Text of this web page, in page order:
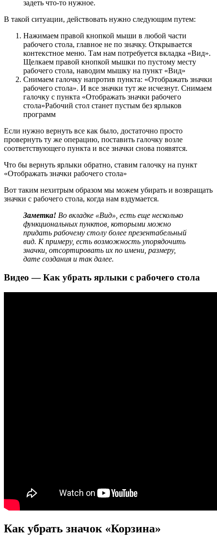
задеть что-то нужное.
В такой ситуации, действовать нужно следующим путем:
Нажимаем правой кнопкой мыши в любой части
рабочего стола, главное не по значку. Открывается
контекстное меню. Там нам потребуется вкладка «Вид».
Щелкаем правой кнопкой мышки по пустому месту
рабочего стола, наводим мышку на пункт «Вид»
Снимаем галочку напротив пункта: «Отображать значки
рабочего стола». И все значки тут же исчезнут. Снимаем
галочку с пункта «Отображать значки рабочего
стола»Рабочий стол станет пустым без ярлыков
программ
Если нужно вернуть все как было, достаточно просто
провернуть ту же операцию, поставить галочку возле
соответствующего пункта и все значки снова появятся.
Что бы вернуть ярлыки обратно, ставим галочку на пункт
«Отображать значки рабочего стола»
Вот таким нехитрым образом мы можем убирать и возвращать
значки с рабочего стола, когда нам вздумается.
Заметка! Во вкладке «Вид», есть еще несколько
функциональных пунктов, которыми можно
придать рабочему столу более презентабельный
вид. К примеру, есть возможность упорядочить
значки, отсортировать их по имени, размеру,
дате создания и так далее.
Видео — Как убрать ярлыки с рабочего стола
Как убрать значок «Корзина»